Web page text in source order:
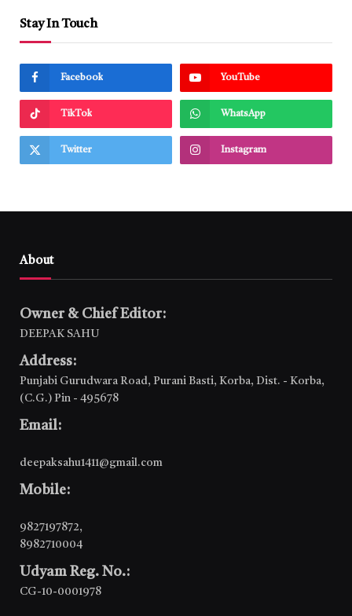
Stay In Touch
Facebook YouTube
TikTok WhatsApp
Twitter Instagram
About
Owner & Chief Editor:
DEEPAK SAHU
Address:
Punjabi Gurudwara Road, Purani Basti, Korba, Dist. - Korba,
(C.G.) Pin - 495678
Email:
deepaksahu1411@gmail.com
Mobile:
9827197872,
8982710004
Udyam Reg. No.:
CG-10-0001978